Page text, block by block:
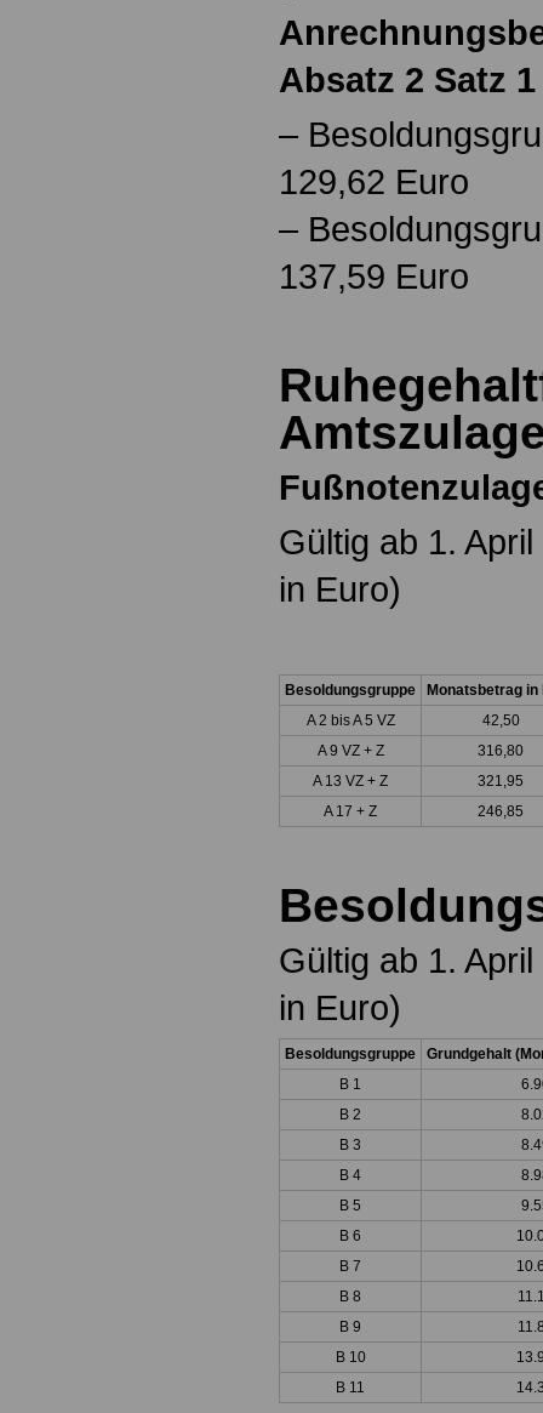
Absatz 2 Satz 1
–
129,62 Euro
–
137,59 Euro
Gültig ab 1.
in Euro)
Besoldungsgruppe
Monatsbetrag in
A 2 bis A 5 VZ
42,50
A 9 VZ + Z
316,80
A 13 VZ + Z
321,95
A 17 + Z
246,85
Gültig ab 1.
in Euro)
Besoldungsgruppe
Grundgehalt
B 1
B 2
B 3
B 4
B 5
B 6
B 7
B 8
B 9
B 10
B 11